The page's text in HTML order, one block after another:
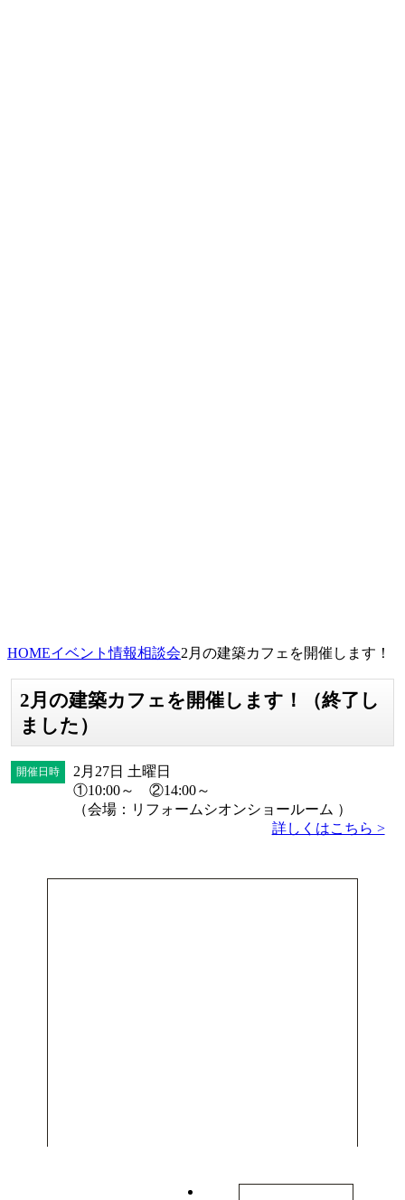
HOMEイベント情報相談会2月の建築カフェを開催します！
2月の建築カフェを開催します！（終了し
ました）
開催日時
2月27日 土曜日
①10:00～ ②14:00～
（会場：リフォームシオンショールーム ）
詳しくはこちら >